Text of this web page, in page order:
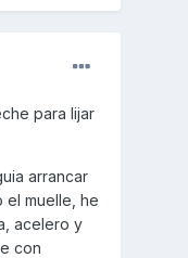
para lijar
arrancar
el muelle, he
acelero y
con